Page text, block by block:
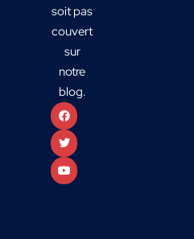
soit pas
couvert
sur
notre
blog.